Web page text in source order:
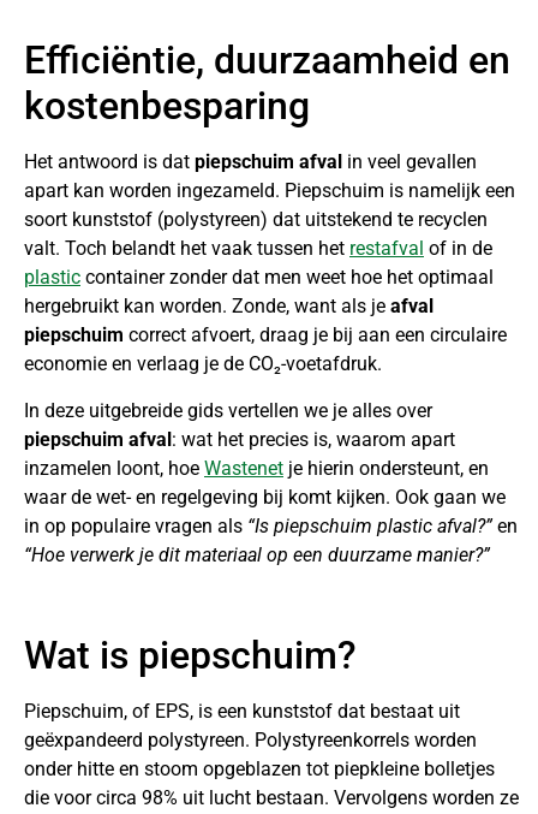
Efficiëntie, duurzaamheid en
kostenbesparing
Het antwoord is dat piepschuim afval in veel gevallen
apart kan worden ingezameld. Piepschuim is namelijk een
soort kunststof (polystyreen) dat uitstekend te recyclen
valt. Toch belandt het vaak tussen het restafval of in de
plastic container zonder dat men weet hoe het optimaal
hergebruikt kan worden. Zonde, want als je afval
piepschuim correct afvoert, draag je bij aan een circulaire
economie en verlaag je de CO₂-voetafdruk.
In deze uitgebreide gids vertellen we je alles over
piepschuim afval: wat het precies is, waarom apart
inzamelen loont, hoe Wastenet je hierin ondersteunt, en
waar de wet- en regelgeving bij komt kijken. Ook gaan we
in op populaire vragen als “Is piepschuim plastic afval?”en
“Hoe verwerk je dit materiaal op een duurzame manier?”
Wat is piepschuim?
Piepschuim, of EPS, is een kunststof dat bestaat uit
geëxpandeerd polystyreen. Polystyreenkorrels worden
onder hitte en stoom opgeblazen tot piepkleine bolletjes
die voor circa 98% uit lucht bestaan. Vervolgens worden ze